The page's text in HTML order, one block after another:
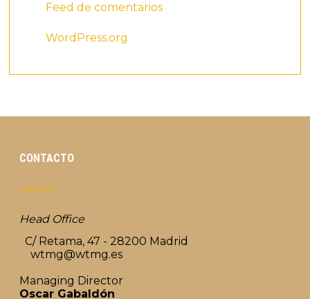
Feed de comentarios
WordPress.org
CONTACTO
Head Office
C/ Retama, 47 - 28200 Madrid
wtmg@wtmg.es
Managing Director
Oscar Gabaldón